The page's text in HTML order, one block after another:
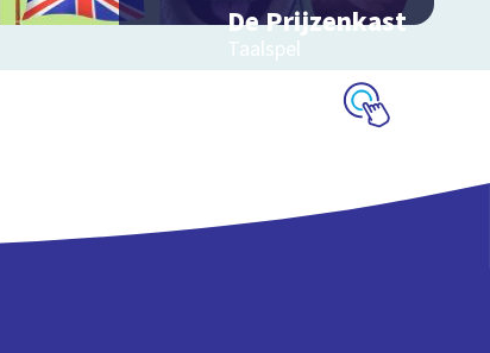
De Prijzenkast
Taalspel